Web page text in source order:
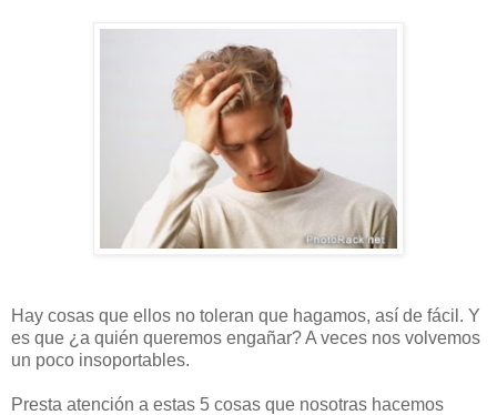
Hay cosas que ellos no toleran que hagamos, así de fácil. Y
es que ¿a quién queremos engañar? A veces nos volvemos
un poco insoportables.
Presta atención a estas 5 cosas que nosotras hacemos